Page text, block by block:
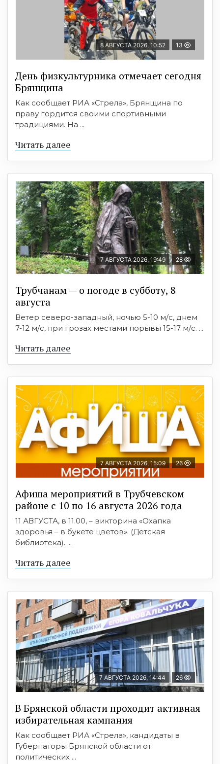
8 АВГУСТА 2026, 10:52 13
День физкультурника отмечает сегодня
Брянщина
Как сообщает РИА «Стрела», Брянщина по
праву гордится своими спортивными
традициями. На ...
Читать далее
7 АВГУСТА 2026, 19:49 28
Трубчанам — о погоде в субботу, 8
августа
Ветер северо-западный, ночью 5-10 м/с, днем
7-12 м/с, при грозах местами порывы 15-17 м/с. ...
Читать далее
7 АВГУСТА 2026, 15:09 26
Афиша мероприятий в Трубчевском
районе с 10 по 16 августа 2026 года
11 АВГУСТА, в 11.00, – викторина «Охапка
здоровья – в букете цветов». (Детская
библиотека). ...
Читать далее
7 АВГУСТА 2026, 14:44 26
В Брянской области проходит активная
избирательная кампания
Как сообщает РИА «Стрела», кандидаты в
Губернаторы Брянской области от
политических ...